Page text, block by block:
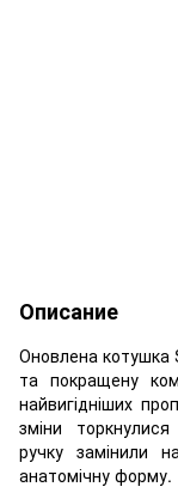
Описание
Оновлена котушка
та покращену
найвигідніших
зміни
ручку замінили
анатомічну форму.